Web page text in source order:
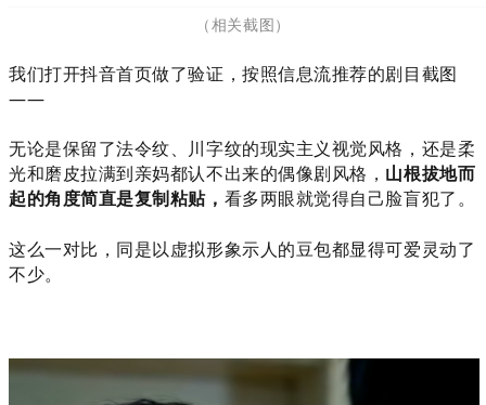
（相关截图）
我们打开抖音首页做了验证，按照信息流推荐的剧目截图
——
无论是保留了法令纹、川字纹的现实主义视觉风格，还是柔
光和磨皮拉满到亲妈都认不出来的偶像剧风格， 山根拔地而
起的角度简直是复制粘贴， 看多两眼就觉得自己脸盲犯了。
这么一对比，同是以虚拟形象示人的豆包都显得可爱灵动了
不少。